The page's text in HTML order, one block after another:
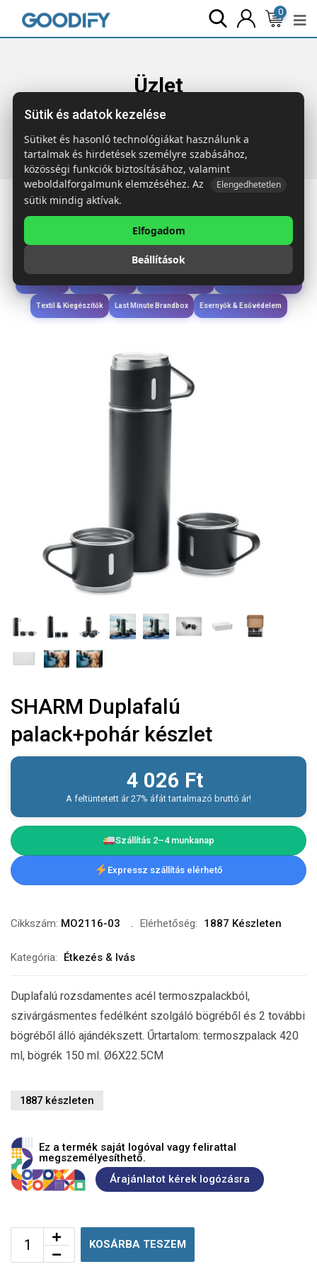
0
Üzlet
Főoldal Termékek Étkezés & Ivás
palack+pohár készlet
Étkezés & Ivás
Wellness & Ápolás
Textil & Kiegészítők Last Minute Brandbox Esernyők & Esővédelem
SHARM Duplafalú
palack+pohár készlet
4 026 Ft
A feltüntetett ár 27% áfát tartalmazó bruttó ár!
Szállítás 2–4 munkanap
Expressz szállítás elérhető
Cikkszám: MO2116-03 Elérhetőség: 1887 Készleten
Kategória: Étkezés & Ivás
Duplafalú rozsdamentes acél termoszpalackból,
szivárgásmentes fedélként szolgáló bögréből és 2 további
bögréből álló ajándékszett. Űrtartalom: termoszpalack 420
ml, bögrék 150 ml. Ø6X22.5CM
1887 készleten
Ez a termék saját logóval vagy felirattal
megszemélyesíthető.
Árajánlatot kérek logózásra
KOSÁRBA TESZEM
Sütik és adatok kezelése
Sütiket és hasonló technológiákat használunk a
tartalmak és hirdetések személyre szabásához,
közösségi funkciók biztosításához, valamint
weboldalforgalmunk elemzéséhez. Az
Elengedhetetlen
sütik mindig aktívak.
Elfogadom
Beállítások